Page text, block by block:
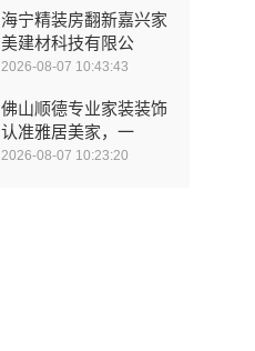
海宁精装房翻新嘉兴家
美建材科技有限公
2026-08-07 10:43:43
佛山顺德专业家装装饰
认准雅居美家，一
2026-08-07 10:23:20